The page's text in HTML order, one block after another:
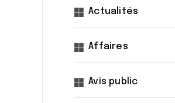
Actualités
Affaires
Avis public